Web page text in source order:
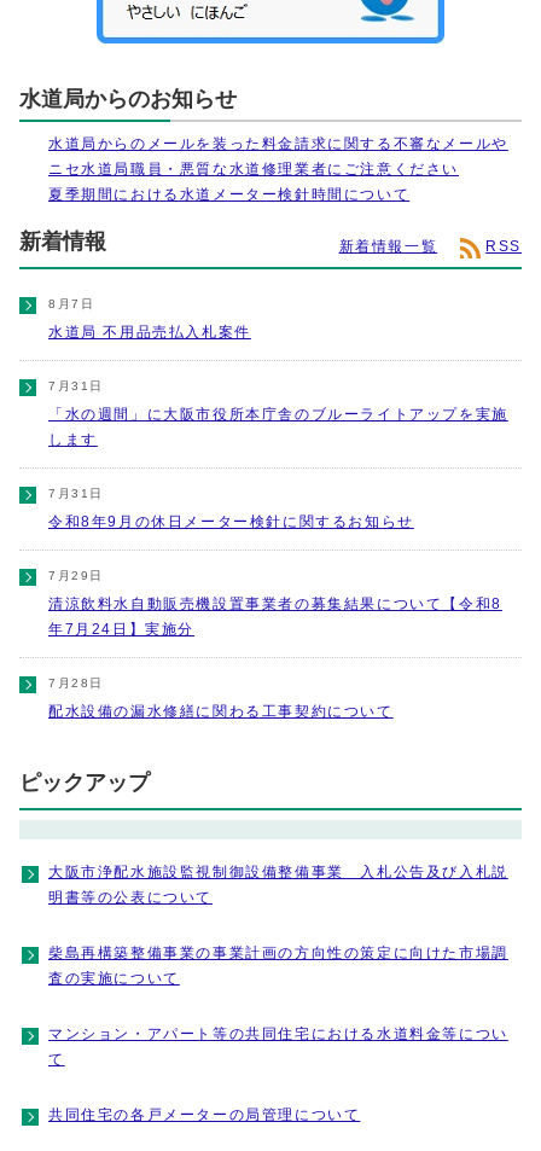
水道局からのお知らせ
水道局からのメールを装った料金請求に関する不審なメールや
ニセ水道局職員・悪質な水道修理業者にご注意ください
夏季期間における水道メーター検針時間について
新着情報 新着情報一覧 RSS
8月7日
水道局 不用品売払入札案件
7月31日
「水の週間」に大阪市役所本庁舎のブルーライトアップを実施
します
7月31日
令和8年9月の休日メーター検針に関するお知らせ
7月29日
清涼飲料水自動販売機設置事業者の募集結果について【令和8
年7月24日】実施分
7月28日
配水設備の漏水修繕に関わる工事契約について
ピックアップ
大阪市浄配水施設監視制御設備整備事業 入札公告及び入札説
明書等の公表について
柴島再構築整備事業の事業計画の方向性の策定に向けた市場調
査の実施について
マンション・アパート等の共同住宅における水道料金等につい
て
共同住宅の各戸メーターの局管理について